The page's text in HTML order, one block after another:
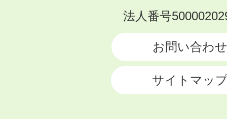
KATSURAGI
法人番号
お問い合わせ
サイトマッ